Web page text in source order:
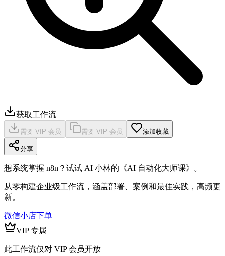
获取工作流
需要 VIP 会员 需要 VIP 会员 添加收藏
分享
想系统掌握 n8n？试试 AI 小林的《AI 自动化大师课》。
从零构建企业级工作流，涵盖部署、案例和最佳实践，高频更
新。
微信小店下单
VIP 专属
此工作流仅对 VIP 会员开放